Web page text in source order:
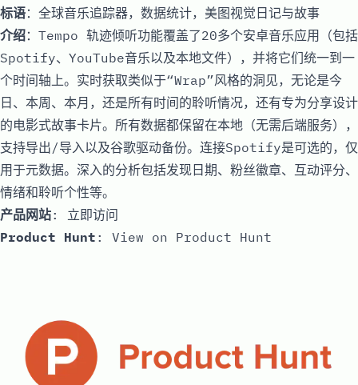
标语：全球音乐追踪器，数据统计，美图视觉日记与故事
介绍：Tempo 轨迹倾听功能覆盖了20多个安卓音乐应用（包括
Spotify、YouTube音乐以及本地文件），并将它们统一到一
个时间轴上。实时获取类似于“Wrap”风格的洞见，无论是今
日、本周、本月，还是所有时间的聆听情况，还有专为分享设计
的电影式故事卡片。所有数据都保留在本地（无需后端服务），
支持导出/导入以及谷歌驱动备份。连接Spotify是可选的，仅
用于元数据。深入的分析包括发现日期、粉丝徽章、互动评分、
情绪和聆听个性等。
产品网站: 立即访问
Product Hunt : View on Product Hunt